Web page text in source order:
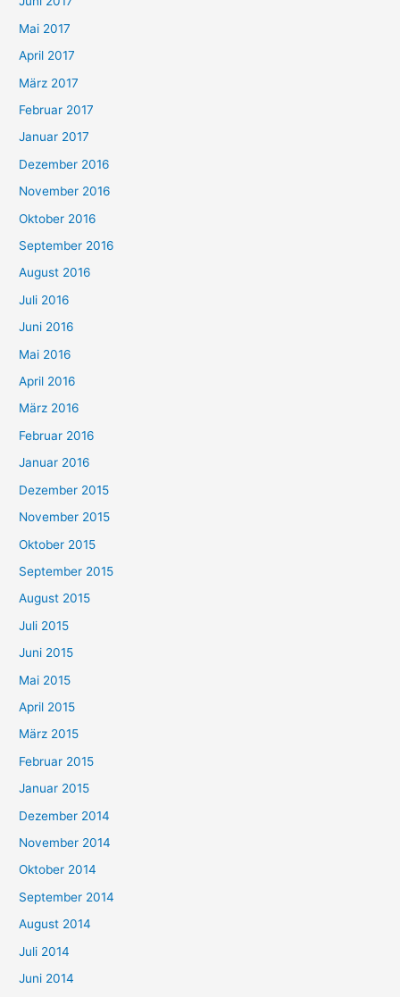
Mai 2017
April 2017
März 2017
Februar 2017
Januar 2017
Dezember 2016
November 2016
Oktober 2016
September 2016
August 2016
Juli 2016
Juni 2016
Mai 2016
April 2016
März 2016
Februar 2016
Januar 2016
Dezember 2015
November 2015
Oktober 2015
September 2015
August 2015
Juli 2015
Juni 2015
Mai 2015
April 2015
März 2015
Februar 2015
Januar 2015
Dezember 2014
November 2014
Oktober 2014
September 2014
August 2014
Juli 2014
Juni 2014